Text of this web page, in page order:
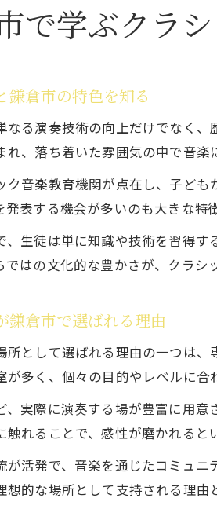
クラシック音
クラシック音
クラシック
クラシック音
クラシック音
クラシック
体験レッスンが充
クラシック音
体験レッス
クラシック音
体験から始め
クラシック音
クラシック音楽へ
で学ぶクラ
鎌倉市の特色を知る
なる演奏技術の向上だけでなく
、落ち着いた雰囲気の中で音楽
ク音楽教育機関が点在し、子ど
表する機会が多いのも大きな特徴
、生徒は単に知識や技術を習得
はの文化的な豊かさが、クラシ
鎌倉市で選ばれる理由
として選ばれる理由の一つは
多く、個々の目的やレベルに合
、実際に演奏する場が豊富に用
れることで、感性が磨かれると
活発で、音楽を通じたコミュ
的な場所として支持される理由